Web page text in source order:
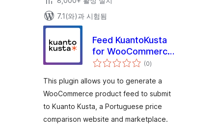
7.1(와)과 시험됨
Feed KuantoKusta
for WooCommerce
– Free
(0전
체
점
)
This plugin allows you to generate a
WooCommerce product feed to submit
to Kuanto Kusta, a Portuguese price
comparison website and marketplace.